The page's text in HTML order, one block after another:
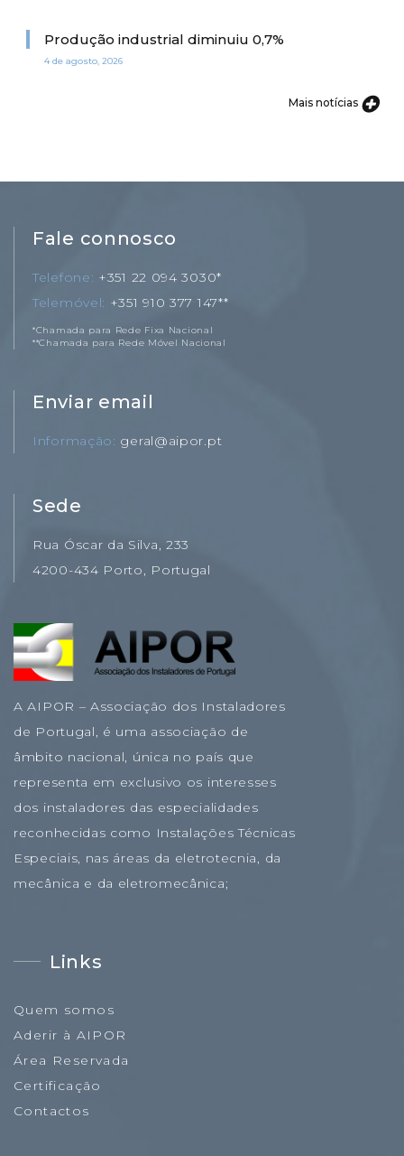
Produção industrial diminuiu 0,7%
4 de agosto, 2026
Mais notícias
Fale connosco
Telefone
+351 22 094 3030*
Telemóvel
+351 910 377 147**
*Chamada para Rede Fixa Nacional
**Chamada para Rede Móvel Nacional
Enviar email
Informação geral@aipor.pt
Sede
Rua Óscar da Silva, 233
4200-434 Porto, Portugal
A AIPOR – Associação dos Instaladores
de Portugal, é uma associação de
âmbito nacional, única no país que
representa em exclusivo os interesses
dos instaladores das especialidades
reconhecidas como Instalações Técnicas
Especiais, nas áreas da eletrotecnia, da
mecânica e da eletromecânica;
Links
Quem somos
Aderir à AIPOR
Área Reservada
Certificação
Contactos